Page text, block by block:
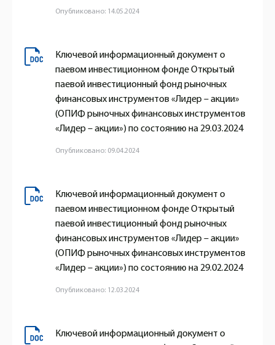
Опубликовано: 14.05.2024
Ключевой информационный документ о
паевом инвестиционном фонде Открытый
паевой инвестиционный фонд рыночных
финансовых инструментов «Лидер – акции»
(ОПИФ рыночных финансовых инструментов
«Лидер – акции») по состоянию на 29.03.2024
Опубликовано: 09.04.2024
Ключевой информационный документ о
паевом инвестиционном фонде Открытый
паевой инвестиционный фонд рыночных
финансовых инструментов «Лидер – акции»
(ОПИФ рыночных финансовых инструментов
«Лидер – акции») по состоянию на 29.02.2024
Опубликовано: 12.03.2024
Ключевой информационный документ о